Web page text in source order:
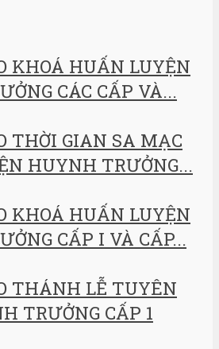
KHOÁ HUẤN LUYỆN
CÁC CẤP VÀ...
THỜI GIAN SA MẠC
HUYNH TRƯỞNG...
KHOÁ HUẤN LUYỆN
CẤP I VÀ CẤP...
THÁNH LỄ TUYÊN
TRƯỞNG CẤP 1